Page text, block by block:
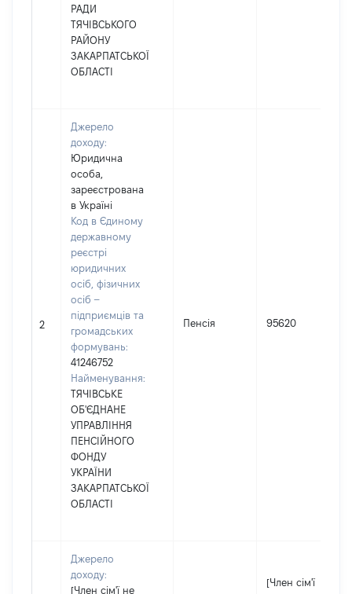
РАДИ
ТЯЧІВСЬКОГО
РАЙОНУ
ЗАКАРПАТСЬКОЇ
ОБЛАСТІ
2
Джерело
доходу:
Юридична
особа,
зареєстрована
в Україні
Код в Єдиному
державному
реєстрі
юридичних
осіб, фізичних
осіб –
підприємців та
громадських
формувань:
41246752
Найменування:
ТЯЧІВСЬКЕ
ОБ'ЄДНАНЕ
УПРАВЛІННЯ
ПЕНСІЙНОГО
ФОНДУ
УКРАЇНИ
ЗАКАРПАТСЬКОЇ
ОБЛАСТІ
Пенсія 95620
Джерело
доходу:
[Член сім'ї не
[Член сім'ї